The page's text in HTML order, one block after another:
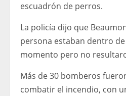
escuadrón de perros.
La policía dijo que
persona estaban dentro de
momento pero no
Más de 30 bomberos
combatir el incendio, con